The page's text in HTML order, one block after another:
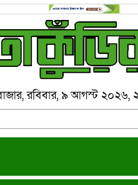
রবিবার, ৯ আগস্ট ২০২৬,